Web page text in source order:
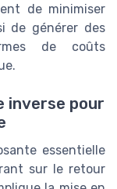
de minimiser
de générer des
de coûts
inverse pour
essentielle
sur le retour